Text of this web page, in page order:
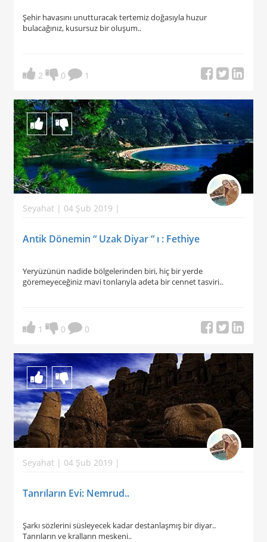
Şehir havasını unutturacak tertemiz doğasıyla huzur
bulacağınız, kusursuz bir oluşum..
2 0 1
Seyahat | 04 Şub 2019 |
Antik Dönemin “ Uzak Diyar “ ı : Fethiye
Yeryüzünün nadide bölgelerinden biri, hiç bir yerde
göremeyeceğiniz mavi tonlarıyla adeta bir cennet tasviri..
1 0 0
Seyahat | 04 Şub 2019 |
Tanrıların Evi: Nemrud..
Şarkı sözlerini süsleyecek kadar destanlaşmış bir diyar..
Tanrıların ve kralların meskeni..